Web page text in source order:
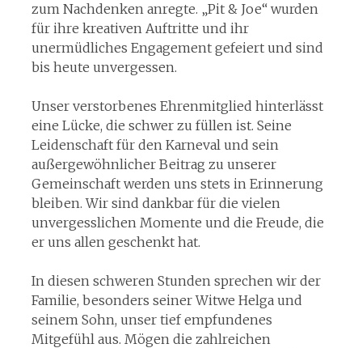
zum Nachdenken anregte. „Pit & Joe“ wurden
für ihre kreativen Auftritte und ihr
unermüdliches Engagement gefeiert und sind
bis heute unvergessen.
Unser verstorbenes Ehrenmitglied hinterlässt
eine Lücke, die schwer zu füllen ist. Seine
Leidenschaft für den Karneval und sein
außergewöhnlicher Beitrag zu unserer
Gemeinschaft werden uns stets in Erinnerung
bleiben. Wir sind dankbar für die vielen
unvergesslichen Momente und die Freude, die
er uns allen geschenkt hat.
In diesen schweren Stunden sprechen wir der
Familie, besonders seiner Witwe Helga und
seinem Sohn, unser tief empfundenes
Mitgefühl aus. Mögen die zahlreichen